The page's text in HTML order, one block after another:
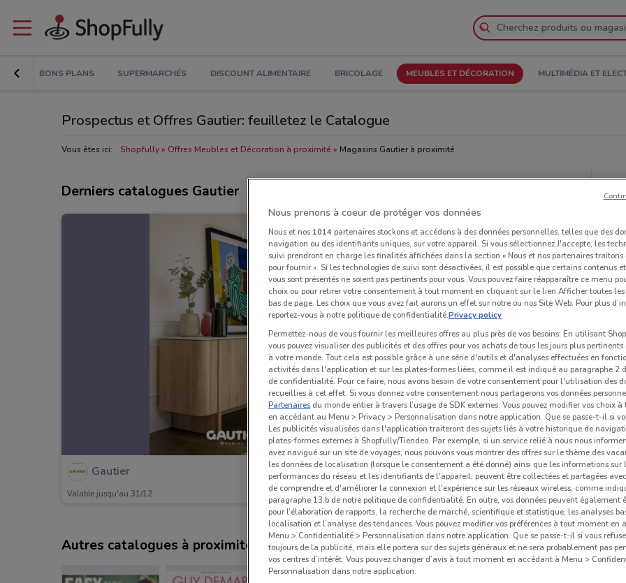
BONS PLANS SUPERMARCHÉS DISCOUNT ALIMENTAIRE BRICOLAGE MEUBLES ET DÉCORATION MULTIMÉDIA ET
Prospectus et Offres Gautier: feuilletez le Catalogue
Vous êtes ici: Shopfully Offres Meubles et Décoration à proximité Magasins Gautier à proximité
Derniers catalogues Gautier
Gautier
Valable jusqu'au 31/12 932 m
Autres catalogues à proximité
Nous prenons à coeur de protéger vos données
Nous et nos 1014partenaires stockons et accédons à des données personnelles, telles que des
navigation ou des identifiants uniques, sur votre appareil. Si vous sélectionnez J'accepte, les
suivi prendront en charge les finalités affichées dans la section « Nous et nos partenaires traitons
pour fournir ». Si les technologies de suivi sont désactivées, il est possible que certains contenus
vous sont présentés ne soient pas pertinents pour vous. Vous pouvez faire réapparaître ce menu
choix ou pour retirer votre consentement à tout moment en cliquant sur le lien Afficher toutes
bas de page. Les choix que vous avez fait aurons un effet sur notre ou nos Site Web. Pour plus
reportez-vous à notre politique de confidentialité.Privacy policy
Permettez-nous de vous fournir les meilleures offres au plus près de vos besoins: En utilisant
vous pouvez visualiser des publicités et des offres pour vos achats de tous les jours plus pertinents
à votre monde. Tout cela est possible grâce à une série d'outils et d'analyses effectuées en
activités dans l'application et sur les plates-formes liées, comme il est indiqué au paragraphe 2
de confidentialité. Pour ce faire, nous avons besoin de votre consentement pour l'utilisation des
recueillies à cet effet. Si vous donnez votre consentement nous partagerons vos données
Partenaires du monde entier à travers l’usage de SDK externes. Vous pouvez modifier vos choix
en accédant au Menu > Privacy > Personnalisation dans notre application. Que se passe-t-il si
Les publicités visualisées dans l'application traiteront des sujets liés à votre historique de
plates-formes externes à Shopfully/Tiendeo. Par exemple, si un service relié à nous nous
avez navigué sur un site de voyages, nous pouvons vous montrer des offres sur le thème des
les données de localisation (lorsque le consentement a été donné) ainsi que les informations sur
performances du réseau et les identifiants de l'appareil, peuvent être collectées et partagées
de comprendre et d'améliorer la connexion et l'expérience sur les réseaux wireless, comme
paragraphe 13.b de notre politique de confidentialité. En outre, vos données peuvent également
pour l’élaboration de rapports, la recherche de marché, scientifique et statistique, les analyses
localisation et l’analyse des tendances. Vous pouvez modifier vos préférences à tout moment en
Menu > Confidentialité > Personnalisation dans notre application. Que se passe-t-il si vous
toujours de la publicité, mais elle portera sur des sujets généraux et ne sera probablement pas
vos centres d’intérêt. Vous pouvez changer d’avis à tout moment en accédant à Menu >
Personnalisation dans notre application.